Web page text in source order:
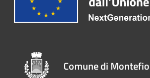
Comune di